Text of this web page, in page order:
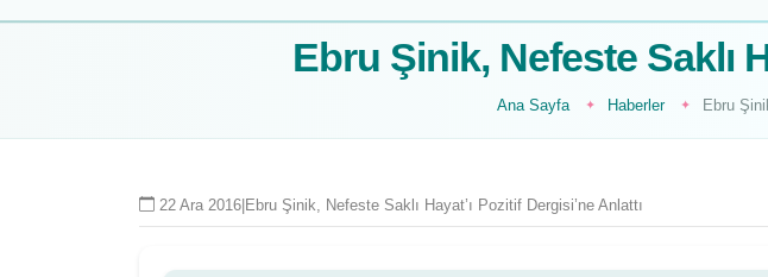
Ebru Şinik, Nefeste Saklı
Ana Sayfa Haberler Ebru
22 Ara 2016 Ebru Şinik, Nefeste Saklı Hayat’ı Pozitif Dergisi’ne Anlattı